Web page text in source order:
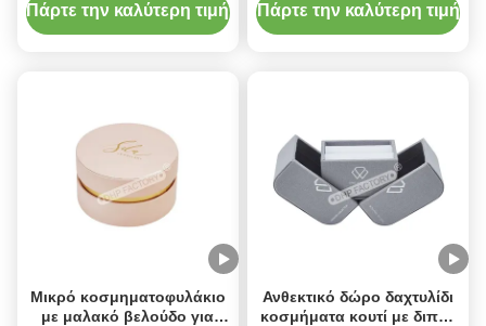
μαύρη κορδέλα
Πάρτε την καλύτερη τιμή
συσκευασία από
Πάρτε την καλύτερη τιμή
Μικρό κοσμηματοφυλάκιο
με μαλακό βελούδο για
Ανθεκτικό δώρο δαχτυλίδι
κοσμήματα κουτί με διπλή